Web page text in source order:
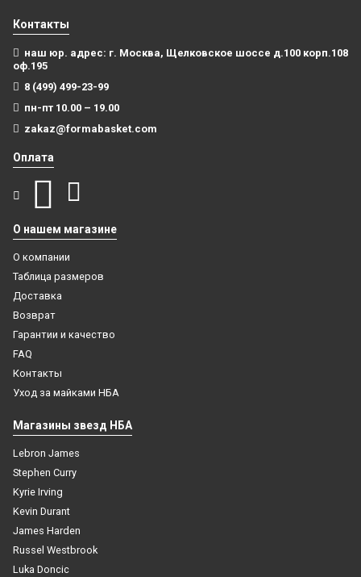
Контакты
наш юр. адрес: г. Москва, Щелковское шоссе д.100 корп.108
оф.195
8 (499) 499-23-99
пн-пт 10.00 – 19.00
zakaz@formabasket.com
Оплата
О нашем магазине
О компании
Таблица размеров
Доставка
Возврат
Гарантии и качество
FAQ
Контакты
Уход за майками НБА
Магазины звезд НБА
Lebron James
Stephen Curry
Kyrie Irving
Kevin Durant
James Harden
Russel Westbrook
Luka Doncic